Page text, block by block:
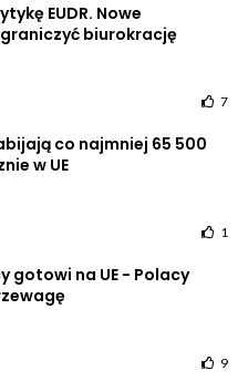
EUDR. Nowe
biurokrację
7
co najmniej 65 500
w UE
1
gotowi na UE - Polacy
9